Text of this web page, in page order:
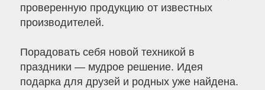
проверенную продукцию от известных
производителей.
Порадовать себя новой техникой в
праздники — мудрое решение. Идея
подарка для друзей и родных уже найдена.